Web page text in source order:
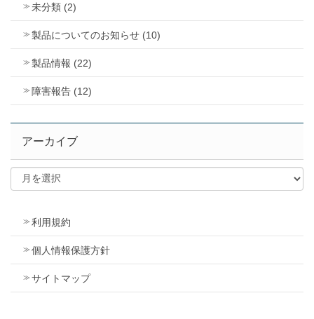
未分類 (2)
製品についてのお知らせ (10)
製品情報 (22)
障害報告 (12)
アーカイブ
利用規約
個人情報保護方針
サイトマップ